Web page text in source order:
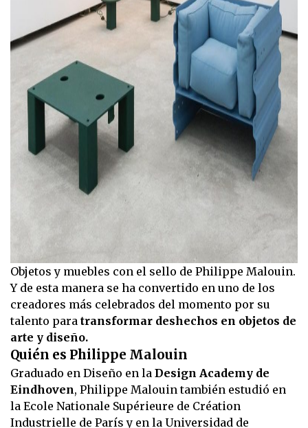
Objetos y muebles con el sello de Philippe Malouin.
Y de esta manera se ha convertido en uno de los
creadores más celebrados del momento por su
talento para transformar deshechos en objetos de
arte y diseño.
Quién es Philippe Malouin
Graduado en Diseño en la Design Academy de
Eindhoven, Philippe Malouin también estudió en
la Ecole Nationale Supérieure de Création
Industrielle de París y en la Universidad de